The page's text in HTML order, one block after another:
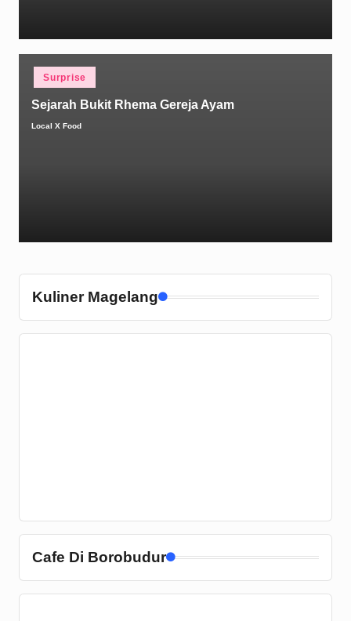
Surprise
Sejarah Bukit Rhema Gereja Ayam
Posted
Local X Food
Kuliner Magelang
Cafe Di Borobudur